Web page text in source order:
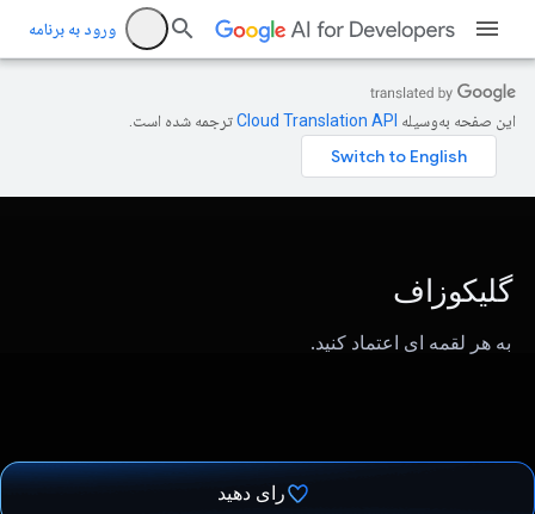
ورود به برنامه
این صفحه به‌وسیله ترجمه شده است.
گلیکوزاف
به هر لقمه ای اعتماد کنید.
رای دهید